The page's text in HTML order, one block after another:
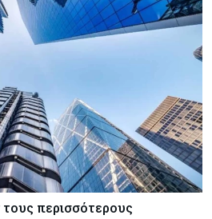
περισσότερους